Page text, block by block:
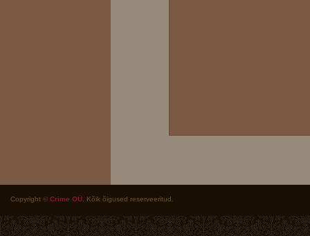
Copyright © Crime OÜ . Kõik õigused reserveeritud.